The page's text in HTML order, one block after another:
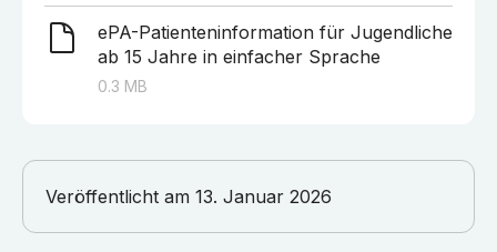
ePA-Patienteninformation für Jugendliche
ab 15 Jahre in einfacher Sprache
0.3 MB
Veröffentlicht am 13. Januar 2026